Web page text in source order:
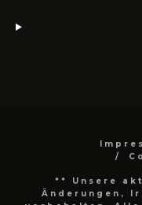
** Unsere
Änderungen,